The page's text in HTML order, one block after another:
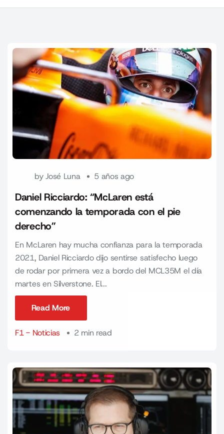
byJosé Luna 5 años ago
Daniel Ricciardo: “McLaren está
comenzando la temporada con el pie
derecho”
En McLaren hay mucha confianza para la temporada
2021, Daniel Ricciardo dijo sentirse satisfecho luego
de rodar por primera vez a bordo del MCL35M el día
martes en Silverstone. El...
Read More
F1 - Noticias
2 min read